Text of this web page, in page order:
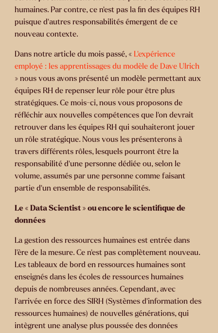
humaines. Par contre, ce n’est pas la fin des équipes RH
puisque d’autres responsabilités émergent de ce
nouveau contexte.
Dans notre article du mois passé, « L’expérience
employé : les apprentissages du modèle de Dave Ulrich
» nous vous avons présenté un modèle permettant aux
équipes RH de repenser leur rôle pour être plus
stratégiques. Ce mois-ci, nous vous proposons de
réfléchir aux nouvelles compétences que l’on devrait
retrouver dans les équipes RH qui souhaiteront jouer
un rôle stratégique. Nous vous les présenterons à
travers différents rôles, lesquels pourront être la
responsabilité d’une personne dédiée ou, selon le
volume, assumés par une personne comme faisant
partie d’un ensemble de responsabilités.
Le « Data Scientist » ou encore le scientifique de
données
La gestion des ressources humaines est entrée dans
l’ère de la mesure. Ce n’est pas complètement nouveau.
Les tableaux de bord en ressources humaines sont
enseignés dans les écoles de ressources humaines
depuis de nombreuses années. Cependant, avec
l’arrivée en force des SIRH (Systèmes d’information des
ressources humaines) de nouvelles générations, qui
intègrent une analyse plus poussée des données